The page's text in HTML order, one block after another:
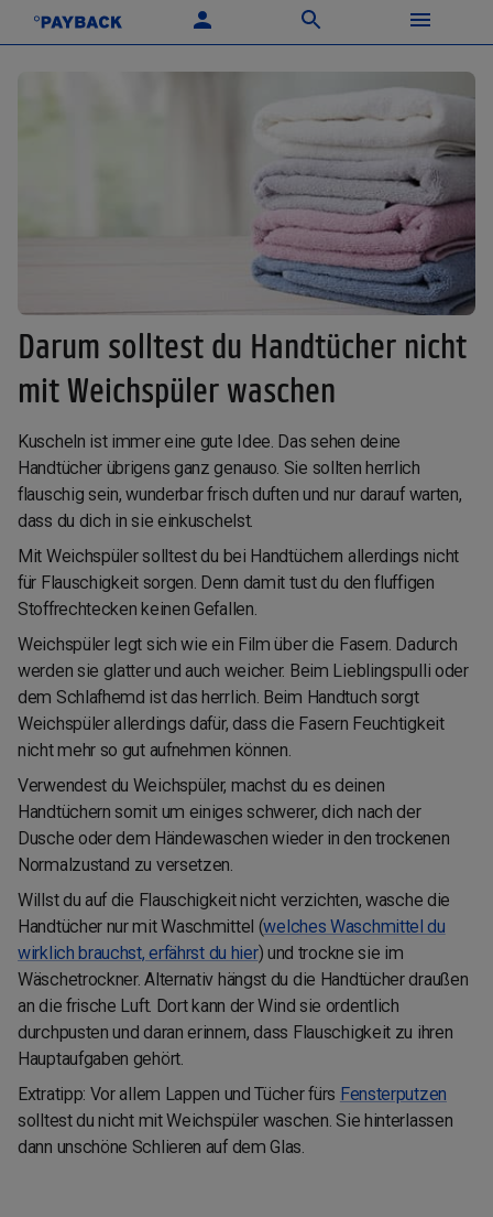
Darum solltest du Handtücher nicht
mit Weichspüler waschen
Kuscheln ist immer eine gute Idee. Das sehen deine
Handtücher übrigens ganz genauso. Sie sollten herrlich
flauschig sein, wunderbar frisch duften und nur darauf warten,
dass du dich in sie einkuschelst.
Mit Weichspüler solltest du bei Handtüchern allerdings nicht
für Flauschigkeit sorgen. Denn damit tust du den fluffigen
Stoffrechtecken keinen Gefallen.
Weichspüler legt sich wie ein Film über die Fasern. Dadurch
werden sie glatter und auch weicher. Beim Lieblingspulli oder
dem Schlafhemd ist das herrlich. Beim Handtuch sorgt
Weichspüler allerdings dafür, dass die Fasern Feuchtigkeit
nicht mehr so gut aufnehmen können.
Verwendest du Weichspüler, machst du es deinen
Handtüchern somit um einiges schwerer, dich nach der
Dusche oder dem Händewaschen wieder in den trockenen
Normalzustand zu versetzen.
Willst du auf die Flauschigkeit nicht verzichten, wasche die
Handtücher nur mit Waschmittel (welches Waschmittel du
wirklich brauchst, erfährst du hier) und trockne sie im
Wäschetrockner. Alternativ hängst du die Handtücher draußen
an die frische Luft. Dort kann der Wind sie ordentlich
durchpusten und daran erinnern, dass Flauschigkeit zu ihren
Hauptaufgaben gehört.
Extratipp: Vor allem Lappen und Tücher fürs Fensterputzen
solltest du nicht mit Weichspüler waschen. Sie hinterlassen
dann unschöne Schlieren auf dem Glas.